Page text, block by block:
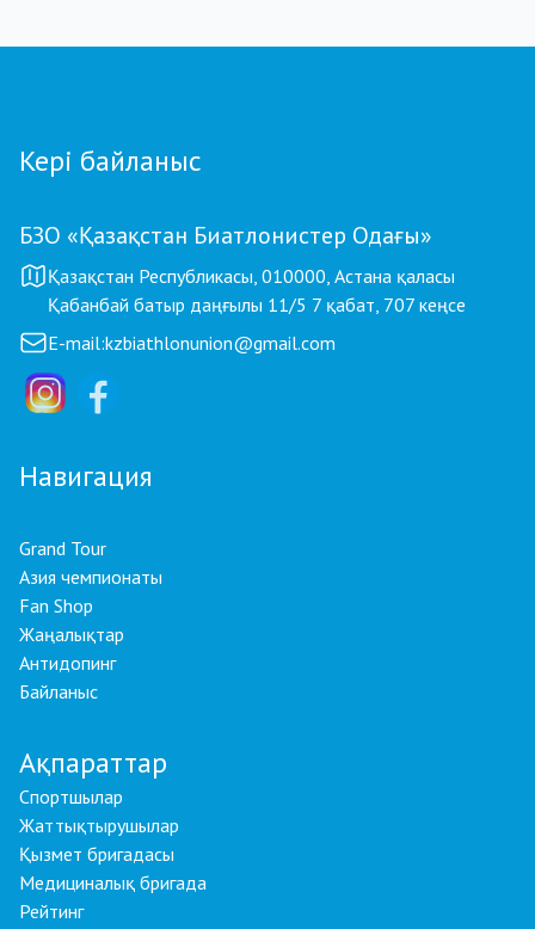
Кері байланыс
БЗО «Қазақстан Биатлонистер Одағы»
Қазақстан Республикасы, 010000, Астана қаласы
Қабанбай батыр даңғылы 11/5 7 қабат, 707 кеңсе
E-mail:kzbiathlonunion@gmail.com
Навигация
Grand Tour
Азия чемпионаты
Fan Shop
Жаңалықтар
Антидопинг
Байланыс
Ақпараттар
Спортшылар
Жаттықтырушылар
Қызмет бригадасы
Медициналық бригада
Рейтинг